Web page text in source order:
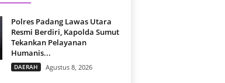
Polres Padang Lawas Utara
Resmi Berdiri, Kapolda Sumut
Tekankan Pelayanan
Humanis...
DAERAH Agustus 8, 2026